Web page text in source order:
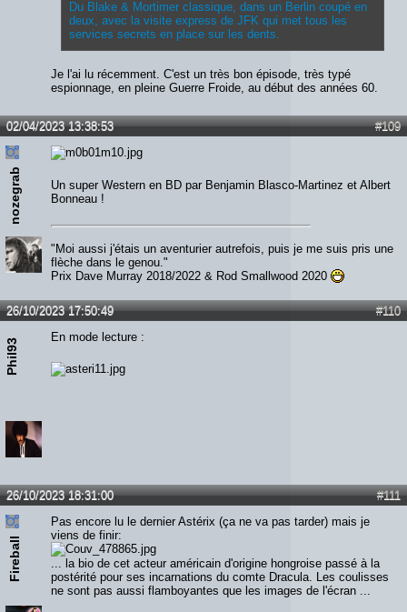
Du Blake & Mortimer classique, dans un Berlin coupé en
deux, avec la visite express de JFK qui met tous les
services secrets en place sur les dents.
Je l'ai lu récemment. C'est un très bon épisode, très typé
espionnage, en pleine Guerre Froide, au début des années 60.
#109
02/04/2023 13:38:53
nozegrab
Un super Western en BD par Benjamin Blasco-Martinez et Albert
Bonneau !
"Moi aussi j'étais un aventurier autrefois, puis je me suis pris une
flèche dans le genou."
Prix Dave Murray 2018/2022 & Rod Smallwood 2020
#110
26/10/2023 17:50:49
Phil93
En mode lecture :
#111
26/10/2023 18:31:00
Fireball
Pas encore lu le dernier Astérix (ça ne va pas tarder) mais je
viens de finir:
... la bio de cet acteur américain d'origine hongroise passé à la
postérité pour ses incarnations du comte Dracula. Les coulisses
ne sont pas aussi flamboyantes que les images de l'écran ...